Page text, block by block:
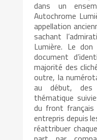
dans un
Autochrome
appellation
sachant
Lumière. Le don
document
majorité des
outre, la
au début, des
thématique
du front français
entrepris depuis
réattribuer